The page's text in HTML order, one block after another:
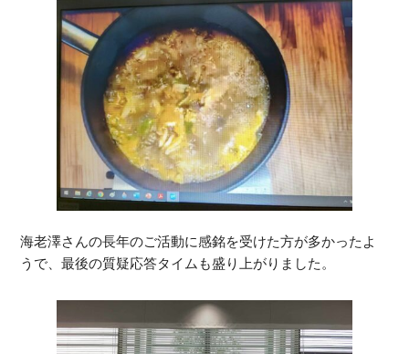
海老澤さんの長年のご活動に感銘を受けた方が多かったよ
うで、最後の質疑応答タイムも盛り上がりました。